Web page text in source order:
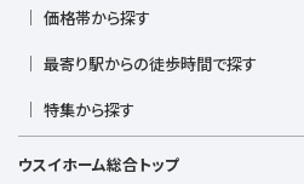
湘南新宿ライン高海
小田急江ノ島線
ブルーライン
みなとみらい線
相鉄いずみ野線
相模鉄道新横浜線
湘南モノレール
上大岡駅
鴨居駅
港南台駅
小机駅 桜木町駅
根岸駅
平塚駅
横須賀中央駅
横浜駅
価格帯から探す
4,000万円台
5,000万円台
8,000万円台
最寄り駅からの徒歩時間で探す
駅徒歩7分以内
駅徒歩20分以内
駅徒歩21分以上
特集から探す
日当たり良好
ファミリー向け
南
LDK15畳以上
海が見える
ウスイホーム総合トップ